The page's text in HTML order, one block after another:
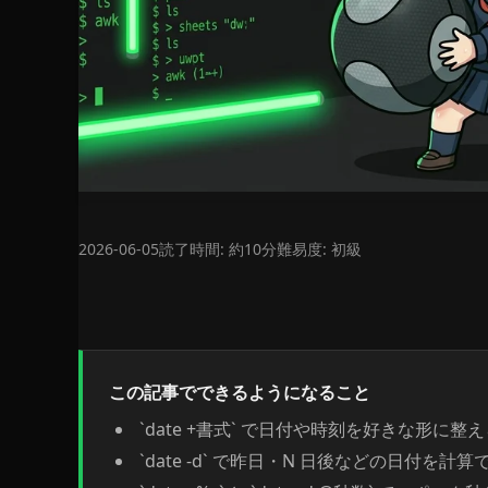
2026-06-05読了時間: 約10分難易度: 初級
この記事でできるようになること
`date +書式` で日付や時刻を好きな形に整
`date -d` で昨日・N 日後などの日付を計算